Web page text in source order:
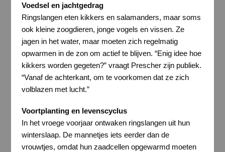
Voedsel en jachtgedrag
Ringslangen eten kikkers en salamanders, maar soms
ook kleine zoogdieren, jonge vogels en vissen. Ze
jagen in het water, maar moeten zich regelmatig
opwarmen in de zon om actief te blijven. “Enig idee hoe
kikkers worden gegeten?” vraagt Prescher zijn publiek.
“Vanaf de achterkant, om te voorkomen dat ze zich
volblazen met lucht.”
Voortplanting en levenscyclus
In het vroege voorjaar ontwaken ringslangen uit hun
winterslaap. De mannetjes iets eerder dan de
vrouwtjes, omdat hun zaadcellen opgewarmd moeten